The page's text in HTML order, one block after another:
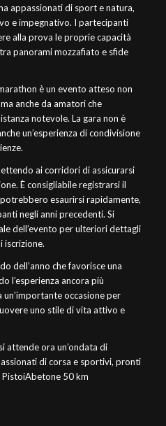
appassionati di sport e natura,
e impegnativo. I partecipanti
alla prova le proprie capacità
panorami mozzafiato e sfide
è un evento atteso non
anche da amatori che
notevole. La gara non è
un’esperienza di condivisione
ai corridori di assicurarsi
È consigliabile registrarsi il
esaurirsi rapidamente,
negli anni precedenti. Si
dell’evento per ulteriori dettagli
iscrizione.
dell’anno che favorisce una
l’esperienza ancora più
occasione per
uno stile di vita attivo e
attende ora un’ondata di
di corsa e sportivi, pronti
PistoiAbetone 50 km